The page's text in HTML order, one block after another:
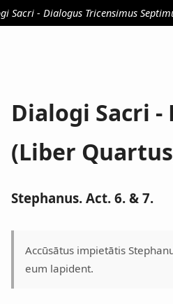
Sacri - Dialogus Tricensimus
Dialogi Sacri
(Liber
Stephanus. Act. 6. & 7.
Accūsātus impietātis
eum lapident.